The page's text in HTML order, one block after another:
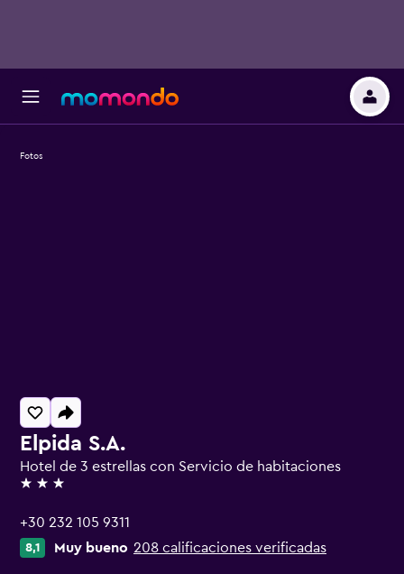
Elpida S.A.
Hotel de 3 estrellas con Servicio de habitaciones
3 estrellas
+30 232 105 9311
8,1 Muy bueno 208 calificaciones verificadas
Fotos